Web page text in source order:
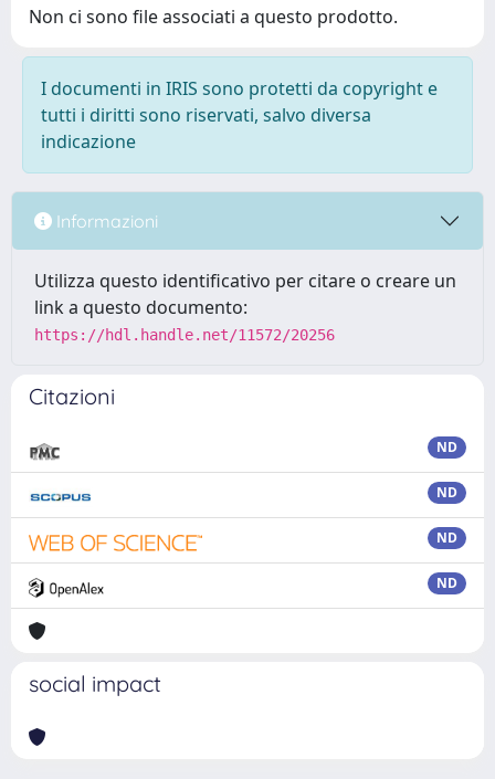
Non ci sono file associati a questo prodotto.
I documenti in IRIS sono protetti da copyright e
tutti i diritti sono riservati, salvo diversa
indicazione
Informazioni
Utilizza questo identificativo per citare o creare un
link a questo documento:
https://hdl.handle.net/11572/20256
Citazioni
ND
ND
ND
ND
social impact